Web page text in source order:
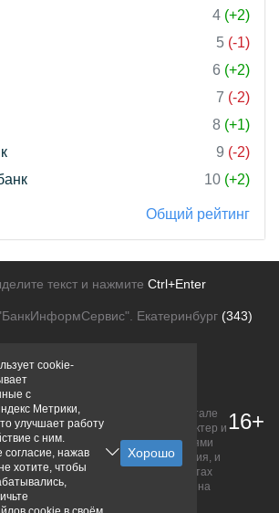
4 (+2)
5 (-1)
6 (+2)
7 (-2)
8 (+1)
9 (-2)
10 (+2)
Общий рейтинг
текст и нажмите Ctrl+Enter
Екатеринбург (343)
конфиденциальности
Для рекламодателей
банков, размещенная на портале
ознакомительный характер и
офертой, определяемой положениями
точного и полного описания, и
условия уточняйте на сайтах
обращении. Исключительное право на
их правообладателям.
16+
cookie-
с
Метрики,
улучшает работу
с ним.
нажав
хотите, чтобы